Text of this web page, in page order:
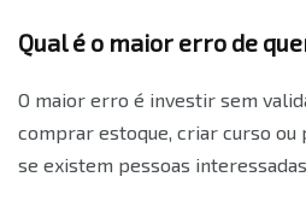
Qual é o maior erro de
O maior erro é investir sem
comprar estoque, criar curso ou
se existem pessoas interessadas.